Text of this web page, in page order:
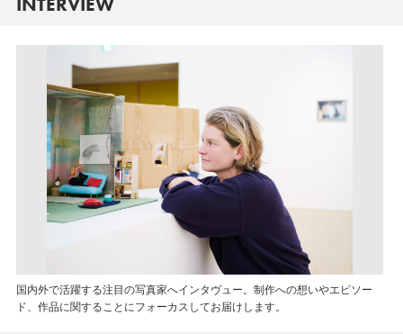
国内外で活躍する注目の写真家へインタヴュー。制作への想いやエピソー
ド、作品に関することにフォーカスしてお届けします。